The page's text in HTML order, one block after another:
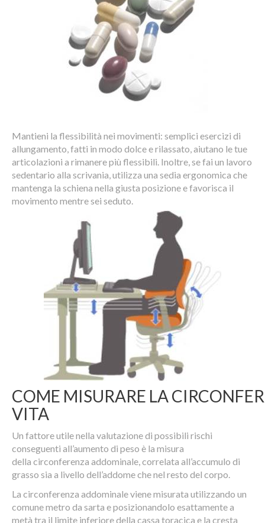
Mantieni la flessibilità nei movimenti: semplici esercizi di
allungamento, fatti in modo dolce e rilassato, aiutano le tue
articolazioni a rimanere più flessibili. Inoltre, se fai un lavoro
sedentario alla scrivania, utilizza una sedia ergonomica che
mantenga la schiena nella giusta posizione e favorisca il
movimento mentre sei seduto.
COME MISURARE LA
VITA
Un fattore utile nella valutazione di possibili rischi
conseguenti all’aumento di peso è la misura
della circonferenza addominale, correlata all’accumulo di
grasso sia a livello dell’addome che nel resto del corpo.
La circonferenza addominale viene misurata utilizzando un
comune metro da sarta e posizionandolo esattamente a
metà tra il limite inferiore della cassa toracica e la cresta